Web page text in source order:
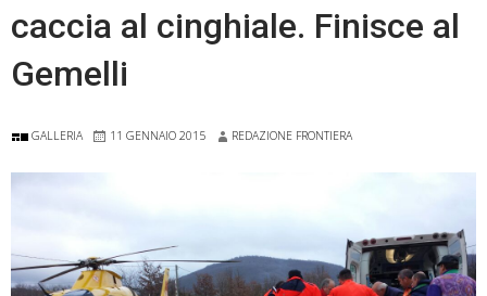
caccia al cinghiale. Finisce al
Gemelli
GALLERIA 11 GENNAIO 2015 REDAZIONE FRONTIERA